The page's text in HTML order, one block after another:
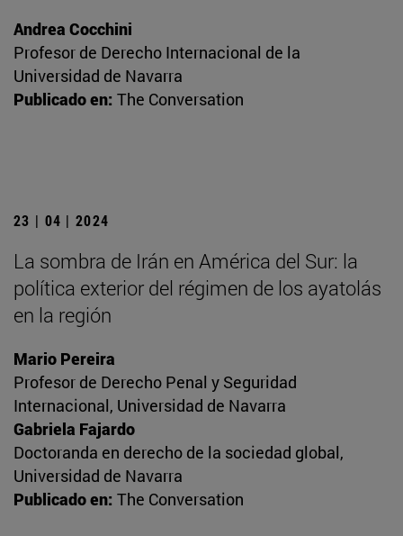
Andrea Cocchini
Profesor de Derecho Internacional de la
Universidad de Navarra
Publicado en: The Conversation
23 | 04 | 2024
La sombra de Irán en América del Sur: la
política exterior del régimen de los ayatolás
en la región
Mario Pereira
Profesor de Derecho Penal y Seguridad
Internacional, Universidad de Navarra
Gabriela Fajardo
Doctoranda en derecho de la sociedad global,
Universidad de Navarra
Publicado en: The Conversation